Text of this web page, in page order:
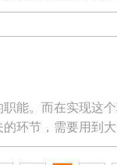
能。而在实现这
环节，需要用到